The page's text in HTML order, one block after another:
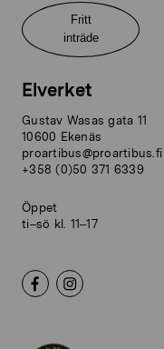
Fritt
inträde
Elverket
Gustav Wasas gata 11
10600 Ekenäs
proartibus@proartibus.fi
+358 (0)50 371 6339
Öppet
ti–sö kl. 11–17